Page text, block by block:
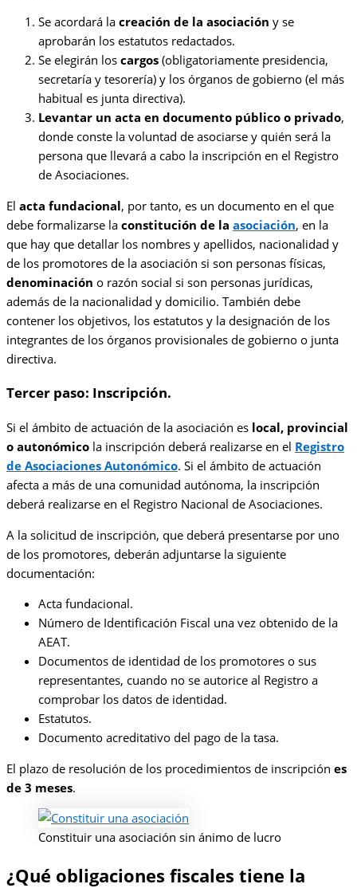
Se acordará la creación de la asociación y se
aprobarán los estatutos redactados.
Se elegirán los cargos (obligatoriamente presidencia,
secretaría y tesorería) y los órganos de gobierno (el más
habitual es junta directiva).
Levantar un acta en documento público o privado,
donde conste la voluntad de asociarse y quién será la
persona que llevará a cabo la inscripción en el Registro
de Asociaciones.
El acta fundacional, por tanto, es un documento en el que
debe formalizarse la constitución de la asociación, en la
que hay que detallar los nombres y apellidos, nacionalidad y
de los promotores de la asociación si son personas físicas,
denominación o razón social si son personas jurídicas,
además de la nacionalidad y domicilio. También debe
contener los objetivos, los estatutos y la designación de los
integrantes de los órganos provisionales de gobierno o junta
directiva.
Tercer paso: Inscripción.
Si el ámbito de actuación de la asociación es local, provincial
o autonómico la inscripción deberá realizarse en el Registro
de Asociaciones Autonómico. Si el ámbito de actuación
afecta a más de una comunidad autónoma, la inscripción
deberá realizarse en el Registro Nacional de Asociaciones.
A la solicitud de inscripción, que deberá presentarse por uno
de los promotores, deberán adjuntarse la siguiente
documentación:
Acta fundacional.
Número de Identificación Fiscal una vez obtenido de la
AEAT.
Documentos de identidad de los promotores o sus
representantes, cuando no se autorice al Registro a
comprobar los datos de identidad.
Estatutos.
Documento acreditativo del pago de la tasa.
El plazo de resolución de los procedimientos de inscripción es
de 3 meses.
Constituir una asociación sin ánimo de lucro
¿Qué obligaciones fiscales tiene la